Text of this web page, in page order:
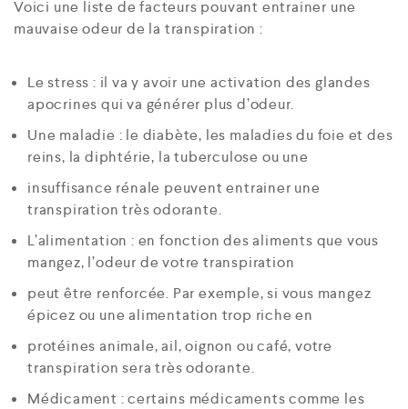
Voici une liste de facteurs pouvant entrainer une
mauvaise odeur de la transpiration :
Le stress : il va y avoir une activation des glandes
apocrines qui va générer plus d’odeur.
Une maladie : le diabète, les maladies du foie et des
reins, la diphtérie, la tuberculose ou une
insuffisance rénale peuvent entrainer une
transpiration très odorante.
L’alimentation : en fonction des aliments que vous
mangez, l’odeur de votre transpiration
peut être renforcée. Par exemple, si vous mangez
épicez ou une alimentation trop riche en
protéines animale, ail, oignon ou café, votre
transpiration sera très odorante.
Médicament : certains médicaments comme les